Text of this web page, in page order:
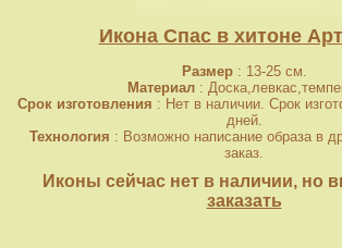
Икона Спас в хитоне
Размер: 13-25 см.
Материал :
Срок изготовления : Нет в наличии. Срок
дней.
Технология : Возможно написание образа в
заказ.
Иконы сейчас нет в наличии, но
заказать